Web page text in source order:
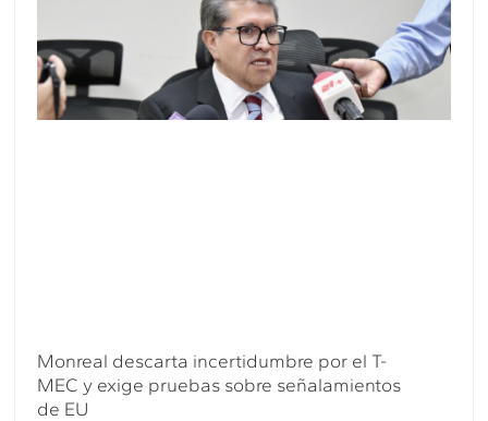
Monreal descarta incertidumbre por el T-
MEC y exige pruebas sobre señalamientos
de EU